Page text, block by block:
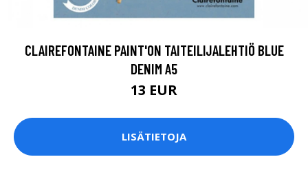
CLAIREFONTAINE PAINT'ON TAITEILIJALEHTIÖ BLUE
DENIM A5
13 EUR
LISÄTIETOJA